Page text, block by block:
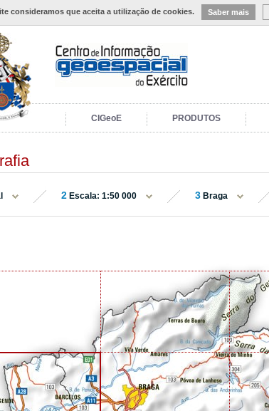
consideramos que aceita a utilização de cookies. Saber mais
CIGeoE PRODUTOS
2 Escala: 1:50 000 3 Braga